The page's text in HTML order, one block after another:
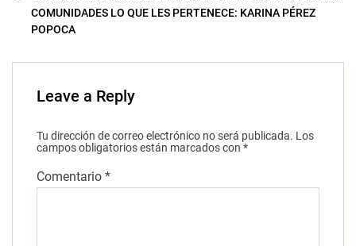
COMUNIDADES LO QUE LES PERTENECE: KARINA PÉREZ
POPOCA
Leave a Reply
Tu dirección de correo electrónico no será publicada. Los
campos obligatorios están marcados con *
Comentario *